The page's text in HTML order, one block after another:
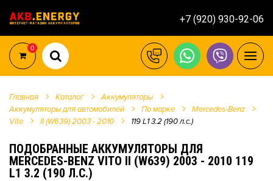
+7 (920) 930-92-06
0
Главная Каталог
Аккумуляторы
Аккумуляторы для автомобилей
По марке
Mercedes-Benz
Vito
II (W639) 2003 - 2010 119 L1 3.2 (190 л.с.)
ПОДОБРАННЫЕ АККУМУЛЯТОРЫ ДЛЯ
MERCEDES-BENZ VITO II (W639) 2003 - 2010 119
L1 3.2 (190 Л.С.)